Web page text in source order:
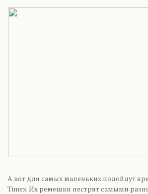
А вот для самых маленьких подойдут
Timex. Их ремешки пестрят самыми